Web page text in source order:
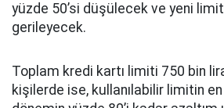
yüzde 50’si düşülecek ve yeni
gerileyecek.
Toplam kredi kartı limiti 750 bin
kişilerde ise, kullanılabilir limitin